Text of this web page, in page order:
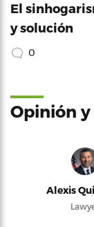
El
y solución
0
Opinión
Alexis